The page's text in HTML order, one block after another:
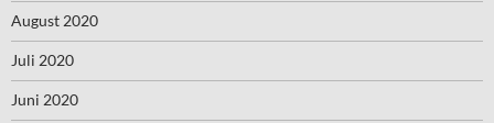
August 2020
Juli 2020
Juni 2020